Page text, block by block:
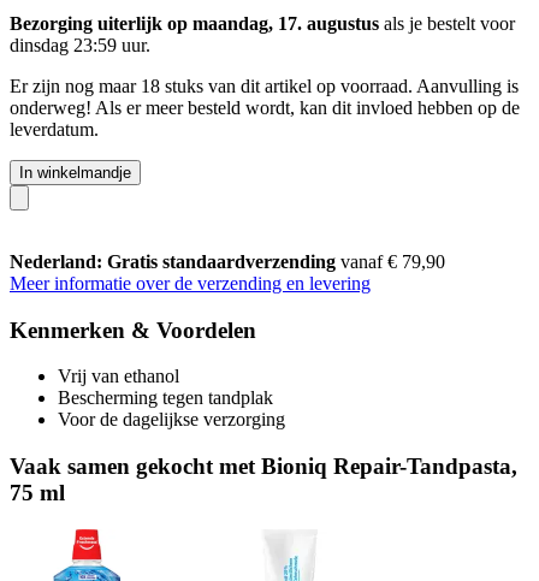
Bezorging uiterlijk op maandag, 17. augustus als je bestelt voor
dinsdag 23:59 uur.
Er zijn nog maar 18 stuks van dit artikel op voorraad. Aanvulling is
onderweg! Als er meer besteld wordt, kan dit invloed hebben op de
leverdatum.
In winkelmandje
Nederland: Gratis standaardverzending vanaf € 79,90
Meer informatie over de verzending en levering
Kenmerken & Voordelen
Vrij van ethanol
Bescherming tegen tandplak
Voor de dagelijkse verzorging
Vaak samen gekocht met Bioniq Repair-Tandpasta,
75 ml